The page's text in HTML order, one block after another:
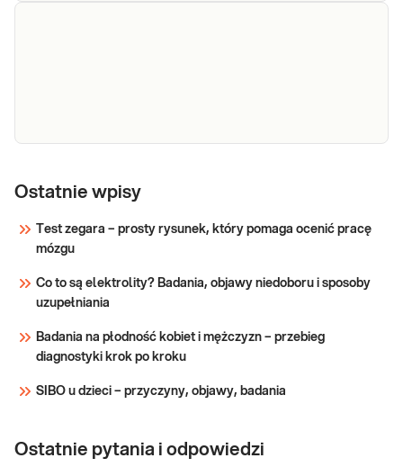
wątrobowego: aminotransferazy
diagnostyce ostrych i przewlekłych stanów
Ostatnie wpisy
Test zegara – prosty rysunek, który pomaga ocenić pracę
mózgu
Co to są elektrolity? Badania, objawy niedoboru i sposoby
uzupełniania
Badania na płodność kobiet i mężczyzn – przebieg
diagnostyki krok po kroku
SIBO u dzieci – przyczyny, objawy, badania
Ostatnie pytania i odpowiedzi